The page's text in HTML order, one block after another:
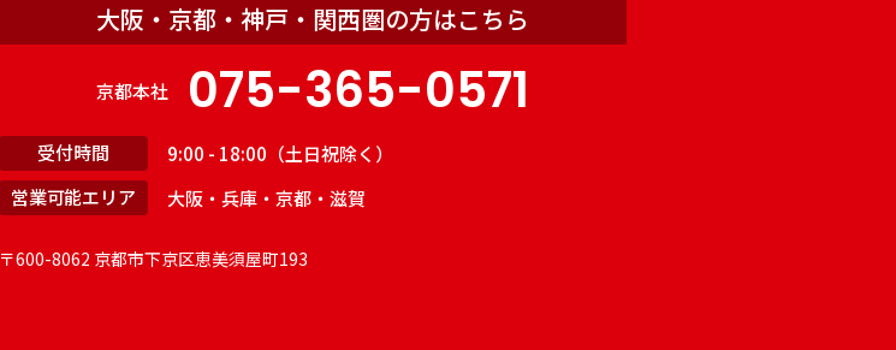
大阪・京都・神戸・関西圏の方はこちら
京都本社 075-365-0571
受付時間
9:00 - 18:00（土日祝除く）
営業可能エリア
大阪・兵庫・京都・滋賀
〒600-8062 京都市下京区恵美須屋町193